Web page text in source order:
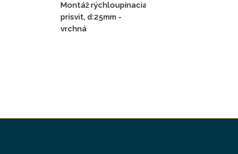
Montáž rýchloupínacia pre
prísvit, d:25mm -
vrchná